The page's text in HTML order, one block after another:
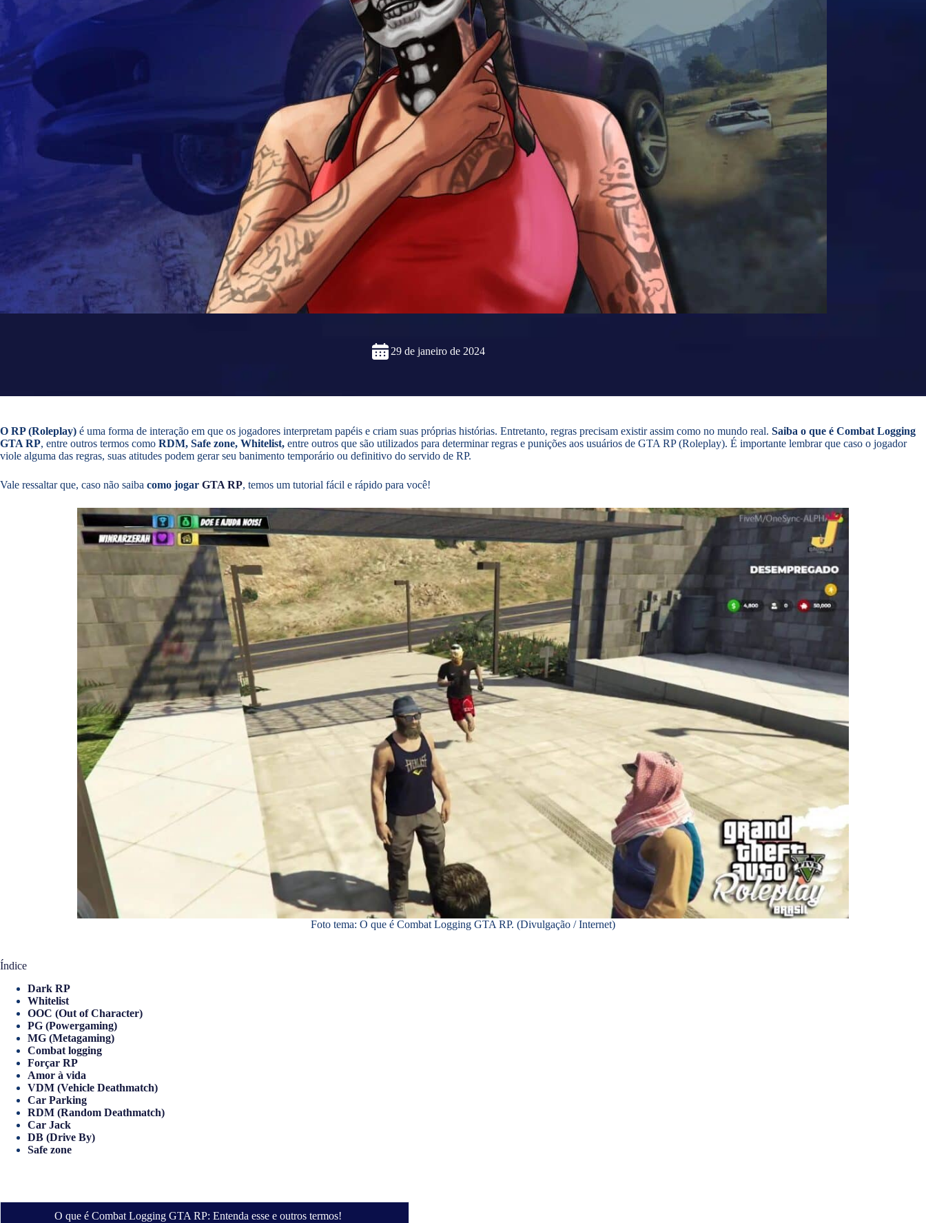
29 de janeiro de 2024
O RP (Roleplay) é uma forma de interação em que os jogadores interpretam papéis e criam suas próprias histórias. Entretanto, regras precisam existir assim como no mundo real. Saiba o que é Combat Logging
GTA RP, entre outros termos como RDM, Safe zone, Whitelist, entre outros que são utilizados para determinar regras e punições aos usuários de GTA RP (Roleplay). É importante lembrar que caso o jogador
viole alguma das regras, suas atitudes podem gerar seu banimento temporário ou definitivo do servido de RP.
Vale ressaltar que, caso não saiba como jogar GTA RP, temos um tutorial fácil e rápido para você!
Foto tema: O que é Combat Logging GTA RP. (Divulgação / Internet)
Índice
Dark RP
Whitelist
OOC (Out of Character)
PG (Powergaming)
MG (Metagaming)
Combat logging
Forçar RP
Amor à vida
VDM (Vehicle Deathmatch)
Car Parking
RDM (Random Deathmatch)
Car Jack
DB (Drive By)
Safe zone
O que é Combat Logging GTA RP: Entenda esse e outros termos!